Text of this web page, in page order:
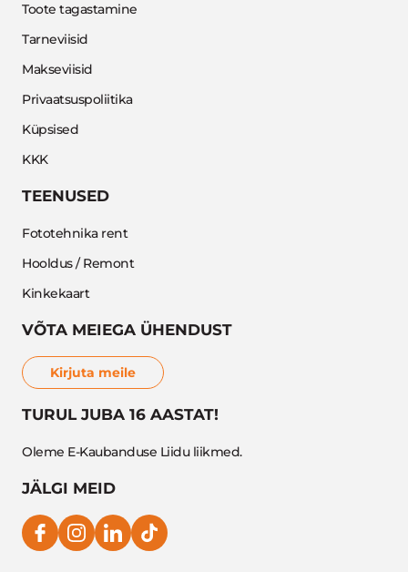
Toote tagastamine
Tarneviisid
Makseviisid
Privaatsuspoliitika
Küpsised
KKK
TEENUSED
Fototehnika rent
Hooldus / Remont
Kinkekaart
VÕTA MEIEGA ÜHENDUST
Kirjuta meile
TURUL JUBA 16 AASTAT!
Oleme E-Kaubanduse Liidu liikmed.
JÄLGI MEID